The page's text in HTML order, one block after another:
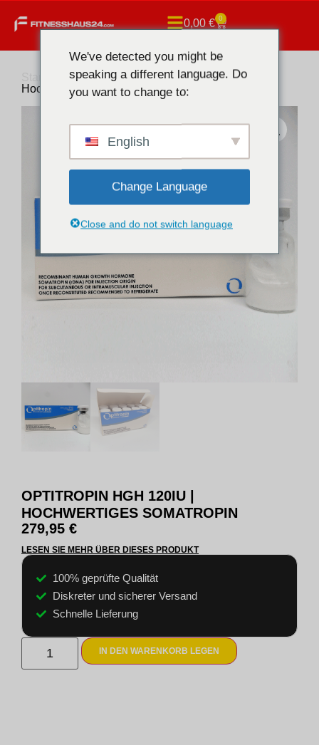
0,00€ 0
/Fatburner/ Optitropin HGH 120iu |
Hochwertiges Somatropin
OPTITROPIN HGH 120IU |
HOCHWERTIGES SOMATROPIN
279,95 €
LESEN SIE MEHR ÜBER DIESES PRODUKT
100% geprüfte Qualität
Diskreter und sicherer Versand
Schnelle Lieferung
IN DEN WARENKORB LEGEN
We've detected you might be
speaking a different language. Do
you want to change to:
English
Change Language
Close and do not switch language